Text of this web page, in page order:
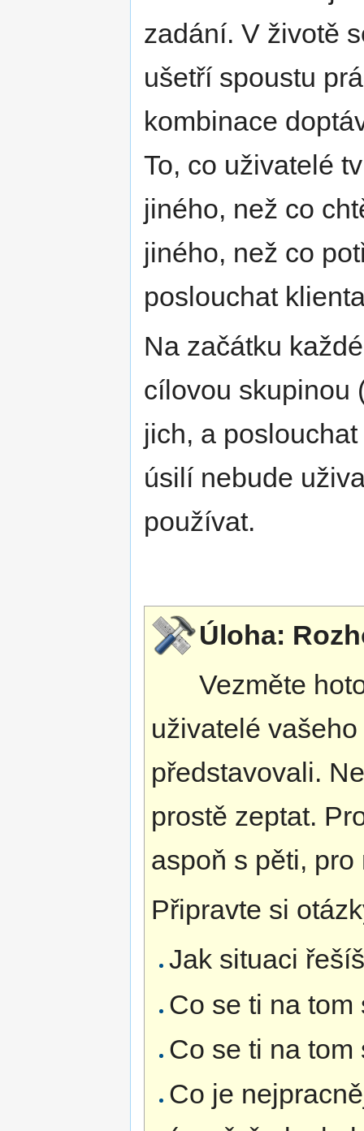
zadání. V životě
ušetří spoustu
kombinace
To, co uživatelé
jiného, než co
jiného, než co
poslouchat
Na začátku
cílovou skupinou
jich, a
úsilí nebude
používat.
Úloha:
Vezměte
uživatelé
představovali.
prostě zeptat.
aspoň s pěti,
Připravte si
Jak situaci
Co se ti na
Co se ti na
Co je